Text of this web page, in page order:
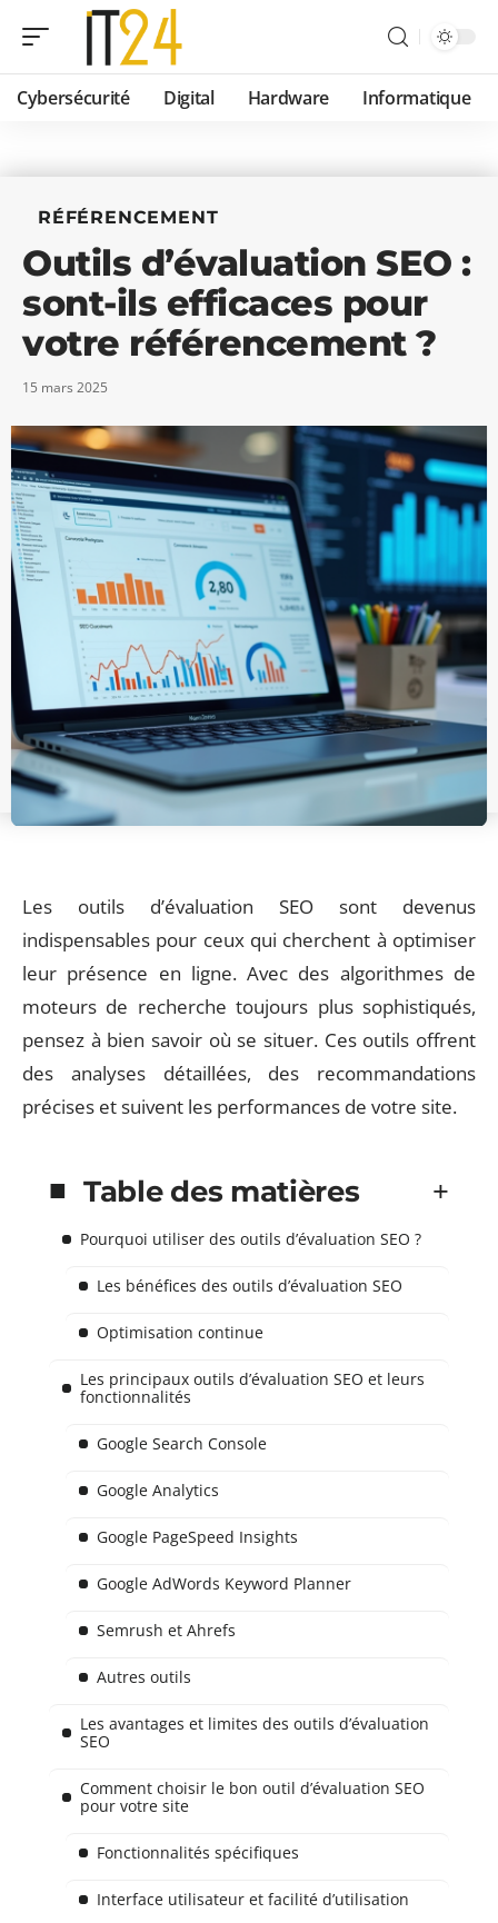
Cybersécurité Digital Hardware Informatique
RÉFÉRENCEMENT
Outils d’évaluation SEO :
sont-ils efficaces pour
votre référencement ?
15 mars 2025
Les outils d’évaluation SEO sont devenus
indispensables pour ceux qui cherchent à optimiser
leur présence en ligne. Avec des algorithmes de
moteurs de recherche toujours plus sophistiqués,
pensez à bien savoir où se situer. Ces outils offrent
des analyses détaillées, des recommandations
précises et suivent les performances de votre site.
Table des matières
Pourquoi utiliser des outils d’évaluation SEO ?
Les bénéfices des outils d’évaluation SEO
Optimisation continue
Les principaux outils d’évaluation SEO et leurs
fonctionnalités
Google Search Console
Google Analytics
Google PageSpeed Insights
Google AdWords Keyword Planner
Semrush et Ahrefs
Autres outils
Les avantages et limites des outils d’évaluation
SEO
Comment choisir le bon outil d’évaluation SEO
pour votre site
Fonctionnalités spécifiques
Interface utilisateur et facilité d’utilisation